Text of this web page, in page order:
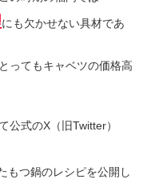
にも欠かせない具材であ
ってもキャベツの価格高
公式のX（旧Twitter）
もつ鍋のレシピを公開し